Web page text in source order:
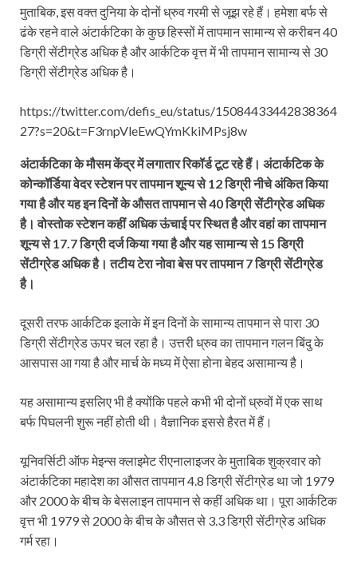
मुताबिक, इस वक्त दुनिया के दोनों ध्रुव गरमी से जूझ रहे हैं। हमेशा बर्फ से
ढंके रहने वाले अंटार्कटिका के कुछ हिस्सों में तापमान सामान्य से करीबन 40
डिग्री सेंटीग्रेड अधिक है और आर्कटिक वृत्त में भी तापमान सामान्य से 30
डिग्री सेंटीग्रेड अधिक है।
https://twitter.com/defis_eu/status/15084433442838364
27?s=20&t=F3rnpVleEwQYmKkiMPsj8w
अंटार्कटिका के मौसम केंद्र में लगातार रिकॉर्ड टूट रहे हैं। अंटार्कटिक के
कोन्कॉर्डिया वेदर स्टेशन पर तापमान शून्य से 12 डिग्री नीचे अंकित किया
गया है और यह इन दिनों के औसत तापमान से 40 डिग्री सेंटीग्रेड अधिक
है। वोस्तोक स्टेशन कहीं अधिक ऊंचाई पर स्थित है और वहां का तापमान
शून्य से 17.7 डिग्री दर्ज किया गया है और यह सामान्य से 15 डिग्री
सेंटीग्रेड अधिक है। तटीय टेरा नोवा बेस पर तापमान 7 डिग्री सेंटीग्रेड
है।
दूसरी तरफ आर्कटिक इलाके में इन दिनों के सामान्य तापमान से पारा 30
डिग्री सेंटीग्रेड ऊपर चल रहा है। उत्तरी ध्रुव का तापमान गलन बिंदु के
आसपास आ गया है और मार्च के मध्य में ऐसा होना बेहद असामान्य है।
यह असामान्य इसलिए भी है क्योंकि पहले कभी भी दोनों ध्रुवों में एक साथ
बर्फ पिघलनी शुरू नहीं होती थी। वैज्ञानिक इससे हैरत में हैं।
यूनिवर्सिटी ऑफ मेइन्स क्लाइमेट रीएनालाइजर के मुताबिक शुक्रवार को
अंटार्कटिका महादेश का औसत तापमान 4.8 डिग्री सेंटीग्रेड था जो 1979
और 2000 के बीच के बेसलाइन तापमान से कहीं अधिक था। पूरा आर्कटिक
वृत्त भी 1979 से 2000 के बीच के औसत से 3.3 डिग्री सेंटीग्रेड अधिक
गर्म रहा।